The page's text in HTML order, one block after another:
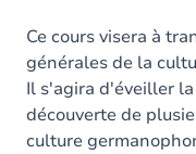
Ce cours visera à
générales de la
Il s'agira d'éveiller
découverte de
culture